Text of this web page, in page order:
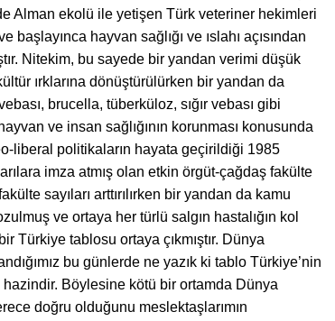
Alman ekolü ile yetişen Türk veteriner hekimleri
hayvan sağlığı ve ıslahı açısından
Nitekim, bu sayede bir yandan verimi düşük
ırklarına dönüştürülürken bir yandan da
brucella, tüberküloz, sığır vebası gibi
ve insan sağlığının korunması konusunda
liberal politikaların hayata geçirildiği 1985
imza atmış olan etkin örgüt-çağdaş fakülte
sayıları arttırılırken bir yandan da kamu
ve ortaya her türlü salgın hastalığın kol
Türkiye tablosu ortaya çıkmıştır. Dünya
bu günlerde ne yazık ki tablo Türkiye’nin
hazindir. Böylesine kötü bir ortamda Dünya
doğru olduğunu meslektaşlarımın